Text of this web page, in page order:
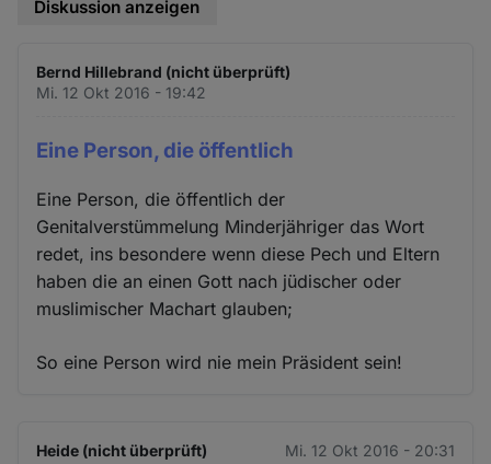
Diskussion anzeigen
Bernd Hillebrand (nicht überprüft)
Mi. 12 Okt 2016 - 19:42
Eine Person, die öffentlich
Eine Person, die öffentlich der
Genitalverstümmelung Minderjähriger das Wort
redet, ins besondere wenn diese Pech und Eltern
haben die an einen Gott nach jüdischer oder
muslimischer Machart glauben;
So eine Person wird nie mein Präsident sein!
Heide (nicht überprüft) Mi. 12 Okt 2016 - 20:31